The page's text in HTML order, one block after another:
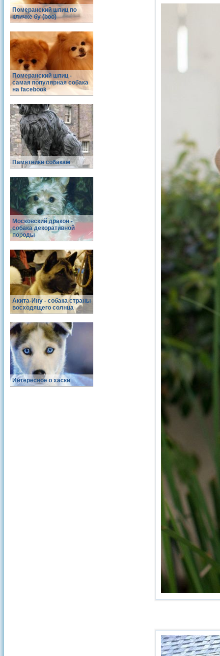
Померанский шпиц по
кличке бу (boo)
Померанский шпиц -
cамая популярная собака
на facebook
Памятники собакам
Московский дракон -
собака декоративной
породы
Акита-Ину - собака страны
восходящего солнца
Интересное о хаски